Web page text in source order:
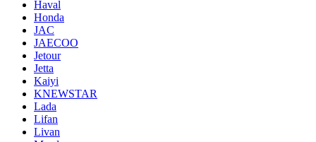
Haval
Honda
JAC
JAECOO
Jetour
Jetta
Kaiyi
KNEWSTAR
Lada
Lifan
Livan